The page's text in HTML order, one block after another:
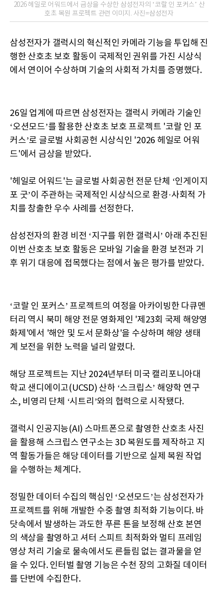
2026 헤일로 어워드에서 금상을 수상한 삼성전자의 ‘코랄 인 포커스’ 산
호초 복원 프로젝트 관련 이미지. 사진=삼성전자
삼성전자가 갤럭시의 혁신적인 카메라 기능을 투입해 진
행한 산호초 보호 활동이 국제적인 권위를 가진 시상식
에서 연이어 수상하며 기술의 사회적 가치를 증명했다.
26일 업계에 따르면 삼성전자는 갤럭시 카메라 기술인
‘오션모드’를 활용한 산호초 보호 프로젝트 '코랄 인 포
커스’로 글로벌 사회공헌 시상식인 '2026 헤일로 어워
드'에서 금상을 받았다.
'헤일로 어워드'는 글로벌 사회공헌 전문 단체 ‘인게이지
포 굿’이 주관하는 국제적인 시상식으로 환경·사회적 가
치를 창출한 우수 사례를 선정한다.
삼성전자의 환경 비전 ‘지구를 위한 갤럭시’ 아래 추진된
이번 산호초 보호 활동은 모바일 기술을 환경 보전과 기
후 위기 대응에 접목했다는 점에서 높은 평가를 받았다.
‘코랄 인 포커스’ 프로젝트의 여정을 아카이빙한 다큐멘
터리 역시 북미 해양 전문 영화제인 '제23회 국제 해양영
화제'에서 '해안 및 도서 문화상'을 수상하며 해양 생태
계 보전을 위한 노력을 널리 알렸다.
해당 프로젝트는 지난 2024년부터 미국 캘리포니아대
학교 샌디에이고(UCSD) 산하 ‘스크립스’ 해양학 연구
소, 비영리 단체 ‘시트리’와의 협력으로 시작됐다.
갤럭시 인공지능(AI) 스마트폰으로 촬영한 산호초 사진
을 활용해 스크립스 연구소는 3D 복원도를 제작하고 지
역 활동가들은 해당 데이터를 기반으로 실제 복원 작업
을 수행하는 체계다.
정밀한 데이터 수집의 핵심인 ‘오션모드’는 삼성전자가
프로젝트를 위해 개발한 수중 촬영 최적화 기능이다. 바
닷속에서 발생하는 과도한 푸른 톤을 보정해 산호 본연
의 색상을 촬영하고 셔터 스피트 최적화와 멀티 프레임
영상 처리 기술로 물속에서도 른들림 없는 결과물을 얻
을 수 있다. 인터벌 촬영 기능은 수천 장의 고화질 데이터
를 단번에 수집한다.